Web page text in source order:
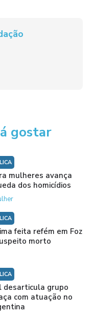
gostar
mulheres avança
dos homicídios
feita refém em Foz
morto
desarticula grupo
com atuação no